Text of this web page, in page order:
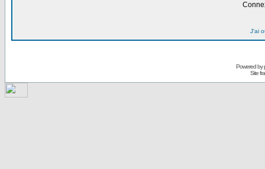
J'ai
Powered by
Site